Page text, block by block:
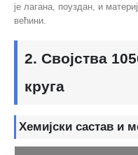
је лагана, поуздан, и
већини.
2. Својства
круга
Хемијски састав и